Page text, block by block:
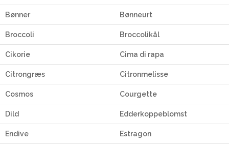
Bønner Bønneurt
Broccoli Broccolikål
Cikorie Cima di rapa
Citrongræs Citronmelisse
Cosmos Courgette
Dild Edderkoppeblomst
Endive Estragon